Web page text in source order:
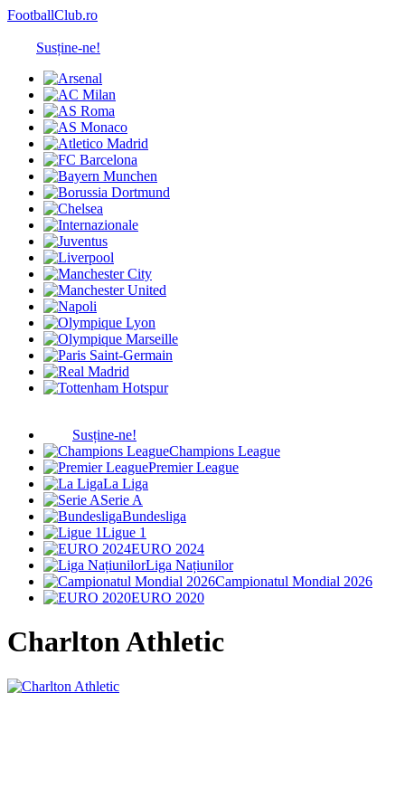
FootballClub.ro
Susține-ne!
Susține-ne!
Champions League
Premier League
La Liga
Serie A
Bundesliga
Ligue 1
EURO 2024
Liga Națiunilor
Campionatul Mondial 2026
EURO 2020
Charlton Athletic